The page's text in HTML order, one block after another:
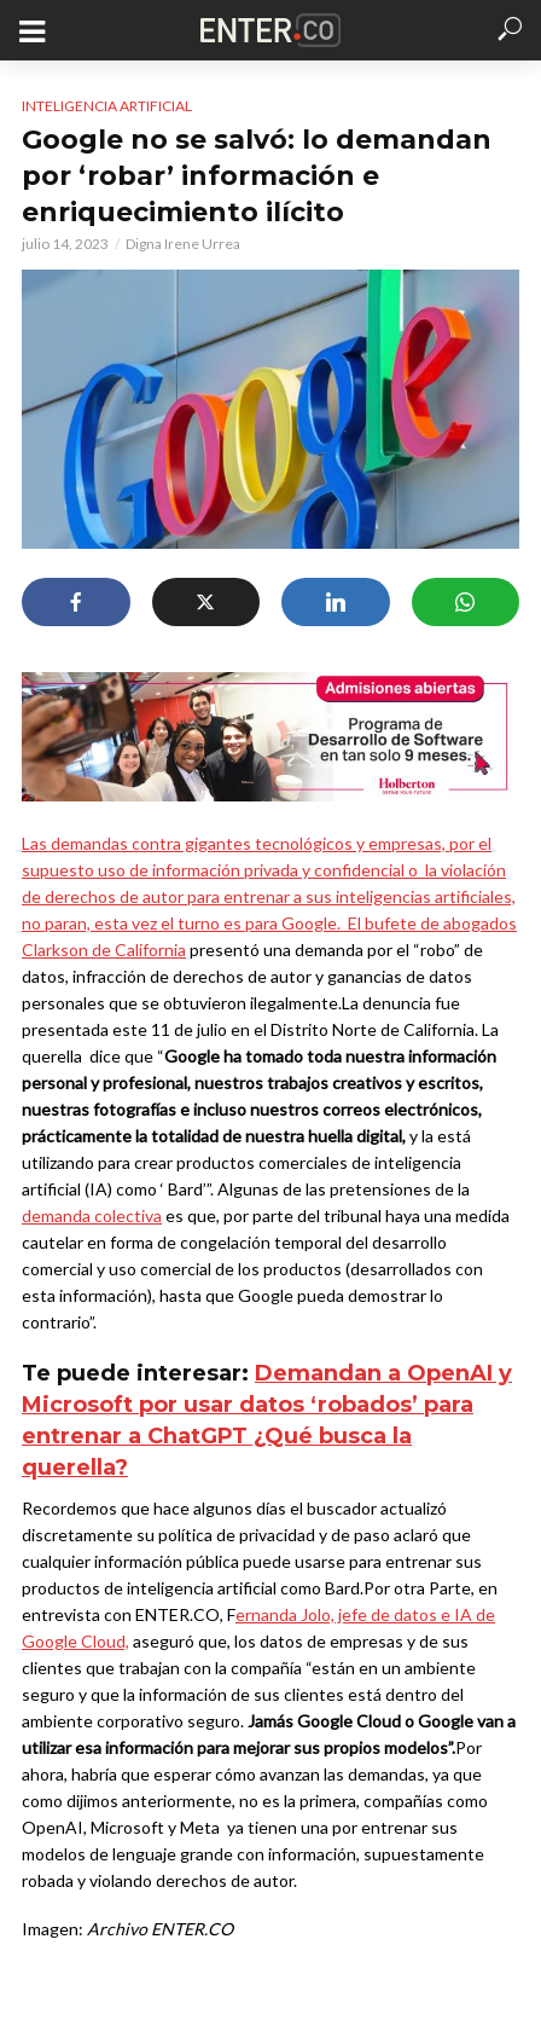
INTELIGENCIA ARTIFICIAL
Google no se salvó: lo demandan
por ‘robar’ información e
enriquecimiento ilícito
julio 14, 2023 Digna Irene Urrea
Las demandas contra gigantes tecnológicos y empresas, por el
supuesto uso de información privada y confidencial o la violación
de derechos de autor para entrenar a sus inteligencias artificiales,
no paran, esta vez el turno es para Google. El bufete de abogados
Clarkson de California presentó una demanda por el “robo” de
datos, infracción de derechos de autor y ganancias de datos
personales que se obtuvieron ilegalmente.La denuncia fue
presentada este 11 de julio en el Distrito Norte de California. La
querella dice que “Google ha tomado toda nuestra información
personal y profesional, nuestros trabajos creativos y escritos,
nuestras fotografías e incluso nuestros correos electrónicos,
prácticamente la totalidad de nuestra huella digital,y la está
utilizando para crear productos comerciales de inteligencia
artificial (IA) como ‘ Bard’”.Algunas de las pretensiones de la
demanda colectiva es que, por parte del tribunal haya una medida
cautelar en forma de congelación temporal del desarrollo
comercial y uso comercial de los productos (desarrollados con
esta información), hasta que Google pueda demostrar lo
contrario”.
Te puede interesar: Demandan a OpenAI y
Microsoft por usar datos ‘robados’ para
entrenar a ChatGPT ¿Qué busca la
querella?
Recordemos que hace algunos días el buscador actualizó
discretamente su política de privacidad y de paso aclaró que
cualquier información pública puede usarse para entrenar sus
productos de inteligencia artificial como Bard.Por otra Parte, en
entrevista con ENTER.CO, Fernanda Jolo, jefe de datos e IA de
Google Cloud, aseguró que, los datos de empresas y de sus
clientes que trabajan con la compañía “están en un ambiente
seguro y que la información de sus clientes está dentro del
ambiente corporativo seguro.Jamás Google Cloud o Google van a
utilizar esa información para mejorar sus propios modelos”.Por
ahora, habría que esperar cómo avanzan las demandas, ya que
como dijimos anteriormente, no es la primera, compañías como
OpenAI, Microsoft y Meta ya tienen una por entrenar sus
modelos de lenguaje grande con información, supuestamente
robada y violando derechos de autor.
Imagen: Archivo ENTER.CO